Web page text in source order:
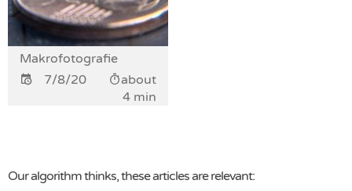
Makrofotografie
7/8/20
about
4 min
Our algorithm thinks, these articles are relevant: